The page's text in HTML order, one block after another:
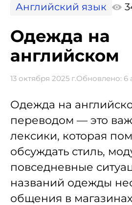
Английский язык
Одежда на
английском
13 октября 2025 г.Обновлено: 6
Одежда на
переводом — это
лексики, которая
обсуждать стиль,
повседневные
названий одежды
общения в